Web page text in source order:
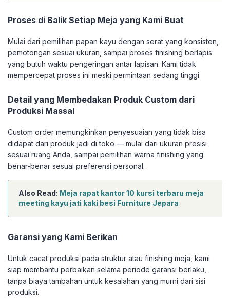
Proses di Balik Setiap Meja yang Kami Buat
Mulai dari pemilihan papan kayu dengan serat yang konsisten,
pemotongan sesuai ukuran, sampai proses finishing berlapis
yang butuh waktu pengeringan antar lapisan. Kami tidak
mempercepat proses ini meski permintaan sedang tinggi.
Detail yang Membedakan Produk Custom dari
Produksi Massal
Custom order memungkinkan penyesuaian yang tidak bisa
didapat dari produk jadi di toko — mulai dari ukuran presisi
sesuai ruang Anda, sampai pemilihan warna finishing yang
benar-benar sesuai preferensi personal.
Also Read: Meja rapat kantor 10 kursi terbaru meja
meeting kayu jati kaki besi Furniture Jepara
Garansi yang Kami Berikan
Untuk cacat produksi pada struktur atau finishing meja, kami
siap membantu perbaikan selama periode garansi berlaku,
tanpa biaya tambahan untuk kesalahan yang murni dari sisi
produksi.